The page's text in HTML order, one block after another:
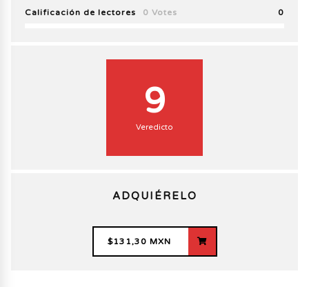
Calificación de lectores 0 Votes 0
9
Veredicto
ADQUIÉRELO
$131,30 MXN